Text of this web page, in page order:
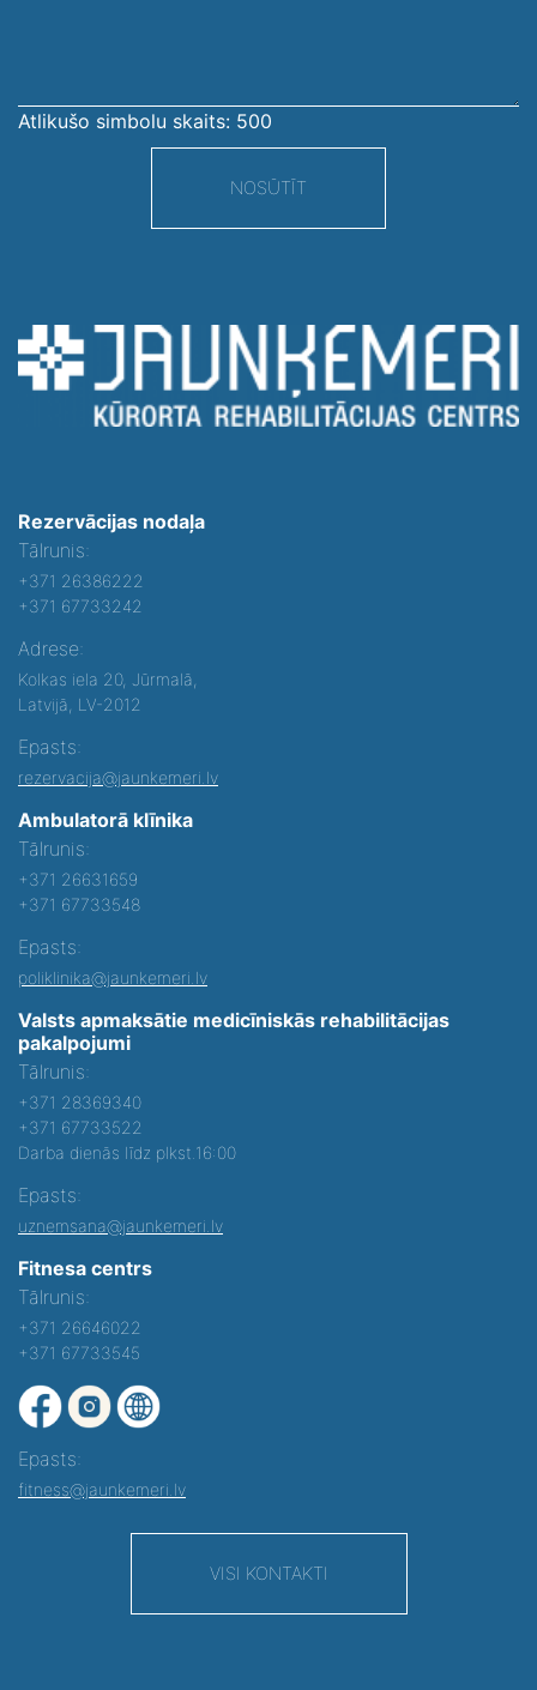
Atlikušo simbolu skaits: 500
NOSŪTĪT
Rezervācijas nodaļa
Tālrunis:
+371 26386222
+371 67733242
Adrese:
Kolkas iela 20, Jūrmalā,
Latvijā, LV-2012
Epasts:
rezervacija@jaunkemeri.lv
Ambulatorā klīnika
Tālrunis:
+371 26631659
+371 67733548
Epasts:
poliklinika@jaunkemeri.lv
Valsts apmaksātie medicīniskās rehabilitācijas
pakalpojumi
Tālrunis:
+371 28369340
+371 67733522
Darba dienās līdz plkst.16:00
Epasts:
uznemsana@jaunkemeri.lv
Fitnesa centrs
Tālrunis:
+371 26646022
+371 67733545
Epasts:
fitness@jaunkemeri.lv
VISI KONTAKTI